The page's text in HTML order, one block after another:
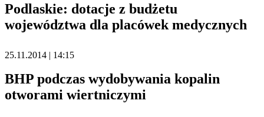
Podlaskie: dotacje z budżetu
województwa dla placówek medycznych
25.11.2014 | 14:15
BHP podczas wydobywania kopalin
otworami wiertniczymi